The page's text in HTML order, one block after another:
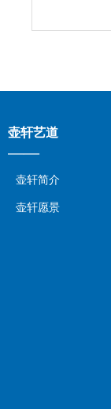
壶轩艺道
——
壶轩简介
壶轩愿景